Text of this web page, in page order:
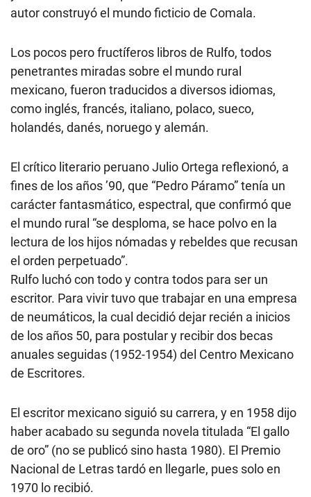
autor construyó el mundo ficticio de Comala.
Los pocos pero fructíferos libros de Rulfo, todos
penetrantes miradas sobre el mundo rural
mexicano, fueron traducidos a diversos idiomas,
como inglés, francés, italiano, polaco, sueco,
holandés, danés, noruego y alemán.
El crítico literario peruano Julio Ortega reflexionó, a
fines de los años ’90, que “Pedro Páramo” tenía un
carácter fantasmático, espectral, que confirmó que
el mundo rural “se desploma, se hace polvo en la
lectura de los hijos nómadas y rebeldes que recusan
el orden perpetuado”.
Rulfo luchó con todo y contra todos para ser un
escritor. Para vivir tuvo que trabajar en una empresa
de neumáticos, la cual decidió dejar recién a inicios
de los años 50, para postular y recibir dos becas
anuales seguidas (1952-1954) del Centro Mexicano
de Escritores.
El escritor mexicano siguió su carrera, y en 1958 dijo
haber acabado su segunda novela titulada “El gallo
de oro” (no se publicó sino hasta 1980). El Premio
Nacional de Letras tardó en llegarle, pues solo en
1970 lo recibió.